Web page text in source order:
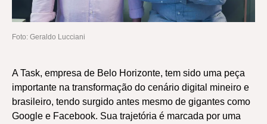
Foto: Geraldo Lucciani
A Task, empresa de Belo Horizonte, tem sido uma peça
importante na transformação do cenário digital mineiro e
brasileiro, tendo surgido antes mesmo de gigantes como
Google e Facebook. Sua trajetória é marcada por uma